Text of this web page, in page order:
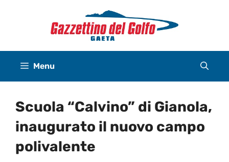
Menu
Scuola “Calvino” di Gianola,
inaugurato il nuovo campo
polivalente